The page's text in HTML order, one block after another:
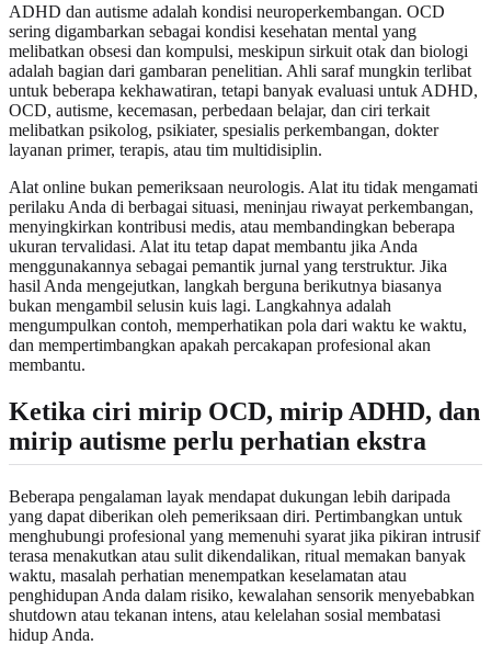
ADHD dan autisme adalah kondisi neuroperkembangan. OCD
sering digambarkan sebagai kondisi kesehatan mental yang
melibatkan obsesi dan kompulsi, meskipun sirkuit otak dan biologi
adalah bagian dari gambaran penelitian. Ahli saraf mungkin terlibat
untuk beberapa kekhawatiran, tetapi banyak evaluasi untuk ADHD,
OCD, autisme, kecemasan, perbedaan belajar, dan ciri terkait
melibatkan psikolog, psikiater, spesialis perkembangan, dokter
layanan primer, terapis, atau tim multidisiplin.
Alat online bukan pemeriksaan neurologis. Alat itu tidak mengamati
perilaku Anda di berbagai situasi, meninjau riwayat perkembangan,
menyingkirkan kontribusi medis, atau membandingkan beberapa
ukuran tervalidasi. Alat itu tetap dapat membantu jika Anda
menggunakannya sebagai pemantik jurnal yang terstruktur. Jika
hasil Anda mengejutkan, langkah berguna berikutnya biasanya
bukan mengambil selusin kuis lagi. Langkahnya adalah
mengumpulkan contoh, memperhatikan pola dari waktu ke waktu,
dan mempertimbangkan apakah percakapan profesional akan
membantu.
Ketika ciri mirip OCD, mirip ADHD, dan
mirip autisme perlu perhatian ekstra
Beberapa pengalaman layak mendapat dukungan lebih daripada
yang dapat diberikan oleh pemeriksaan diri. Pertimbangkan untuk
menghubungi profesional yang memenuhi syarat jika pikiran intrusif
terasa menakutkan atau sulit dikendalikan, ritual memakan banyak
waktu, masalah perhatian menempatkan keselamatan atau
penghidupan Anda dalam risiko, kewalahan sensorik menyebabkan
shutdown atau tekanan intens, atau kelelahan sosial membatasi
hidup Anda.